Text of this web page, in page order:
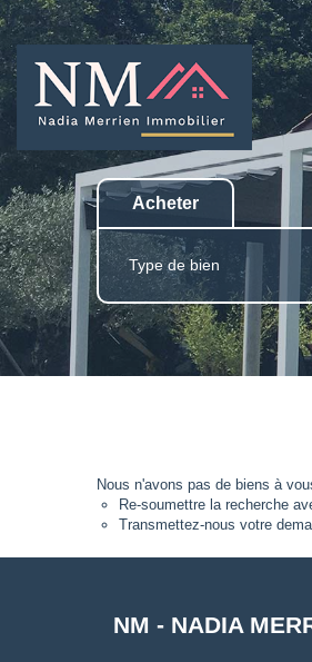
Acheter
Type de bien
Nous n'avons pas de biens à
Re-soumettre la recherche
Transmettez-nous votre
NM - NADIA